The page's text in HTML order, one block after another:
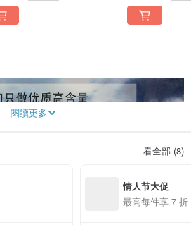
閱讀更多
看全部 (8)
情人节大促
最高每件享 7 折